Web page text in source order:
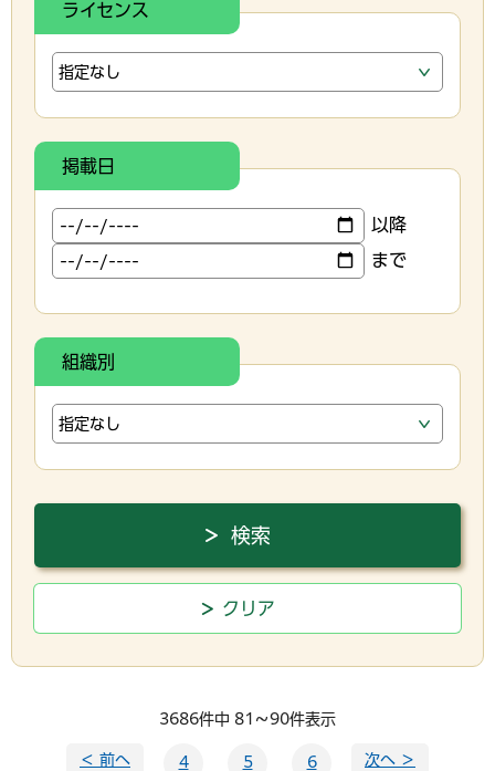
ライセンス
掲載日
以降
まで
組織別
3686件中 81～90件表示
＜ 前へ 4 5 6 次へ ＞